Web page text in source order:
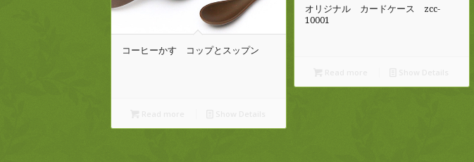
コーヒーかす コップとスップン
オリジナル カードケース zcc-
10001